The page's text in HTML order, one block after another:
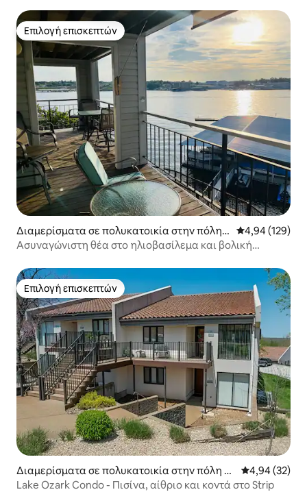
Επιλογή επισκεπτών
Επιλογή επισκεπτών
Διαμερίσματα σε πολυκατοικία στην πόλη
Osage Beach
Μέση
4,94 (129)
Ασυναγώνιστη θέα στο ηλιοβασίλεμα και βολική
Επιλογή επισκεπτών
Επιλογή επισκεπτών
Διαμερίσματα σε πολυκατοικία στην πόλη La
ke Ozark
Μέση
4,94 (32)
Lake Ozark Condo - Πισίνα, αίθριο και κοντά στο Strip